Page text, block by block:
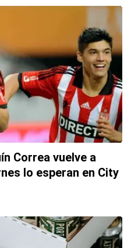
Correa vuelve a
lo esperan en City